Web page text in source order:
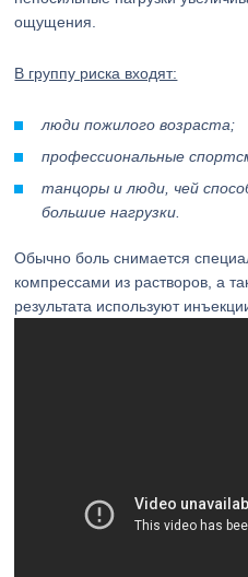
ощущения.
В группу риска входят:
люди пожилого возраста;
профессиональные
танцоры и люди, чей
большие нагрузки.
Обычно боль снимается
компрессами из растворов, а
результата используют